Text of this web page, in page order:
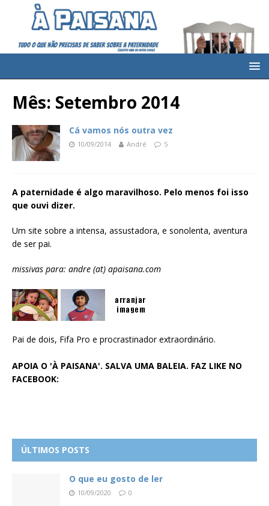
Mês: Setembro 2014
Cá vamos nós outra vez
10/09/2014 André 5
A paternidade é algo maravilhoso. Pelo menos foi isso
que ouvi dizer.
Um site sobre a intensa, assustadora, e sonolenta, aventura
de ser pai.
missivas para: andre (at) apaisana.com
Pai de dois, Fifa Pro e procrastinador extraordinário.
APOIA O 'À PAISANA'. SALVA UMA BALEIA. FAZ LIKE NO
FACEBOOK:
ÚLTIMOS POSTS
O que eu gosto de ler
10/09/2020 0